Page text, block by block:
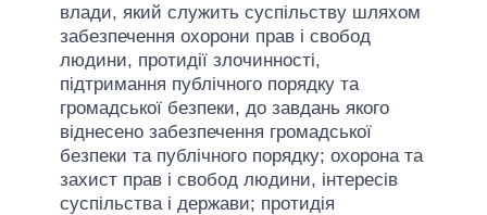
влади, який служить суспільству шляхом
забезпечення охорони прав і свобод
людини, протидії злочинності,
підтримання публічного порядку та
громадської безпеки, до завдань якого
віднесено забезпечення громадської
безпеки та публічного порядку; охорона та
захист прав і свобод людини, інтересів
суспільства і держави; протидія